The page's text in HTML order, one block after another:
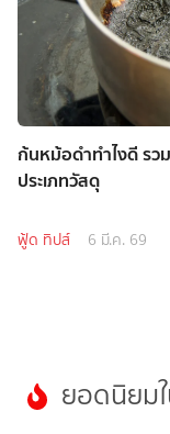
ก้นหม้อดำทำไงดี รว
ประเภทวัสดุ
ฟู้ด ทิปส์ 6 มี.ค. 69
ยอดนิยม